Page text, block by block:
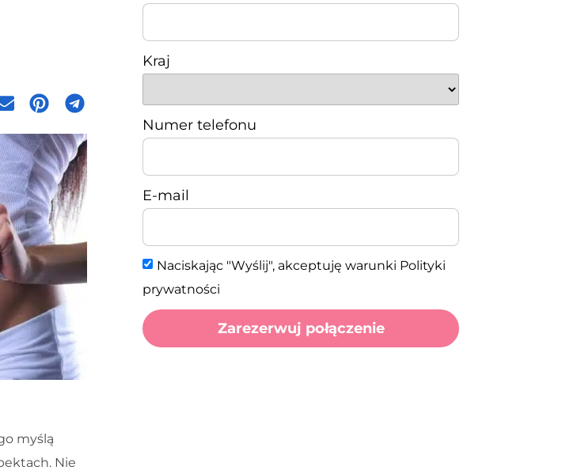
myślą
Nie
Kraj
Numer telefonu
E-mail
Naciskając "Wyślij", akceptuję warunki Polityki
prywatności
Zarezerwuj połączenie